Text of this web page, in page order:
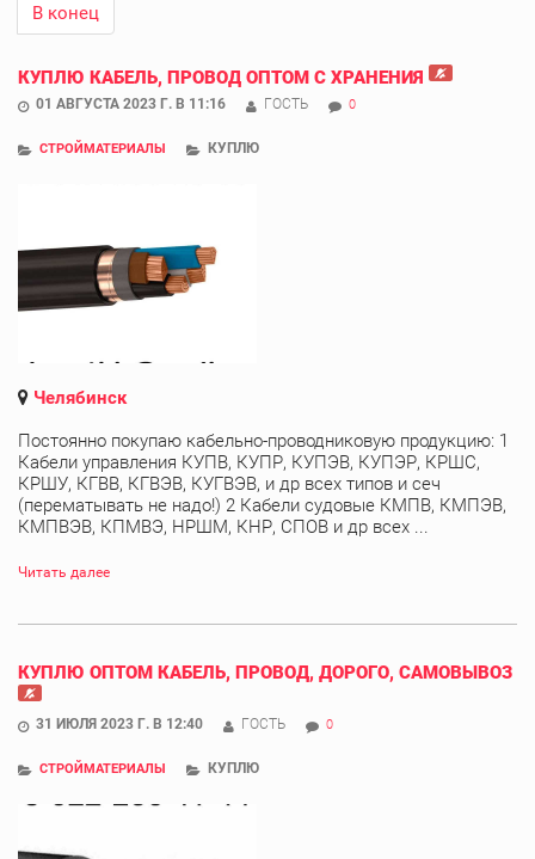
В конец
КУПЛЮ КАБЕЛЬ, ПРОВОД ОПТОМ С ХРАНЕНИЯ
01 АВГУСТА 2023 Г. В 11:16 ГОСТЬ 0
СТРОЙМАТЕРИАЛЫ КУПЛЮ
Челябинск
Постоянно покупаю кабельно-проводниковую продукцию: 1
Кабели управления КУПВ, КУПР, КУПЭВ, КУПЭР, КРШС,
КРШУ, КГВВ, КГВЭВ, КУГВЭВ, и др всех типов и сеч
(перематывать не надо!) 2 Кабели судовые КМПВ, КМПЭВ,
КМПВЭВ, КПМВЭ, НРШМ, КНР, СПОВ и др всех ...
Читать далее
КУПЛЮ ОПТОМ КАБЕЛЬ, ПРОВОД, ДОРОГО, САМОВЫВОЗ
31 ИЮЛЯ 2023 Г. В 12:40 ГОСТЬ 0
СТРОЙМАТЕРИАЛЫ КУПЛЮ